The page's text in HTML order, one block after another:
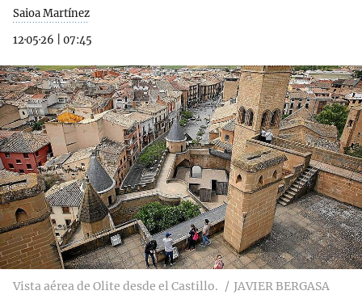
Saioa Martínez
12·05·26
07:45
Vista aérea de Olite desde el Castillo. JAVIER BERGASA